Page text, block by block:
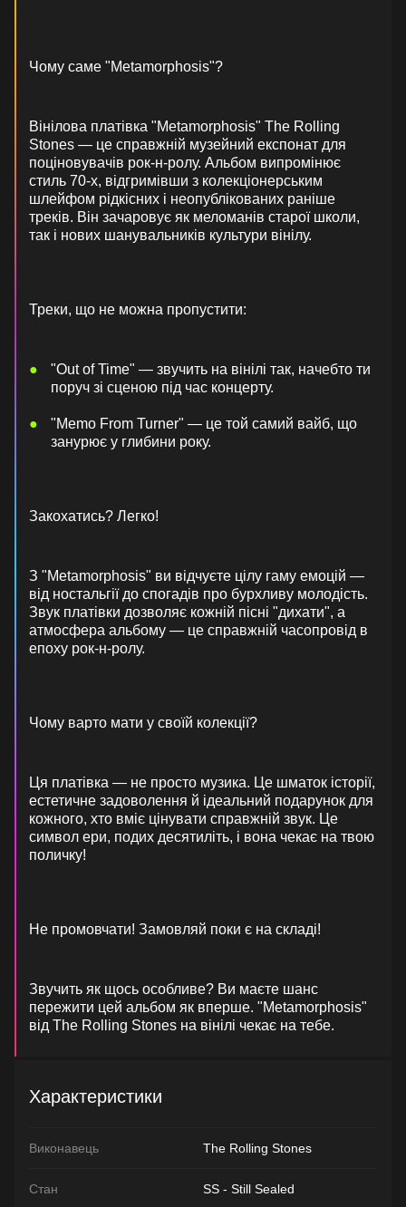
Чому саме "Metamorphosis"?
Вінілова платівка "Metamorphosis" The Rolling
Stones — це справжній музейний експонат для
поціновувачів рок-н-ролу. Альбом випромінює
стиль 70-х, відгримівши з колекціонерським
шлейфом рідкісних і неопублікованих раніше
треків. Він зачаровує як меломанів старої школи,
так і нових шанувальників культури вінілу.
Треки, що не можна пропустити:
"Out of Time" — звучить на вінілі так, начебто ти
поруч зі сценою під час концерту.
"Memo From Turner" — це той самий вайб, що
занурює у глибини року.
Закохатись? Легко!
З "Metamorphosis" ви відчуєте цілу гаму емоцій —
від ностальгії до спогадів про бурхливу молодість.
Звук платівки дозволяє кожній пісні "дихати", а
атмосфера альбому — це справжній часопровід в
епоху рок-н-ролу.
Чому варто мати у своїй колекції?
Ця платівка — не просто музика. Це шматок історії,
естетичне задоволення й ідеальний подарунок для
кожного, хто вміє цінувати справжній звук. Це
символ ери, подих десятиліть, і вона чекає на твою
поличку!
Не промовчати! Замовляй поки є на складі!
Звучить як щось особливе? Ви маєте шанс
пережити цей альбом як вперше. "Metamorphosis"
від The Rolling Stones на вінілі чекає на тебе.
Характеристики
Виконавець The Rolling Stones
Стан SS - Still Sealed